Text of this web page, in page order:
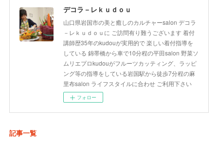
デコラ－レｋｕｄｏｕ
山口県岩国市の美と癒しのカルチャーsalon デコラ
－レｋｕｄｏｕに ご訪問有り難うございます 着付
講師歴35年のkudouが実用的で 楽しい着付指導を
している 錦帯橋から車で10分程の平田salon 野菜ソ
ムリエプロkudouがフルーツカッティング、ラッピ
ング等の指導をしている岩国駅から徒歩7分程の麻
里布salon ライフスタイルに合わせ ご利用下さい
フォロー
記事一覧